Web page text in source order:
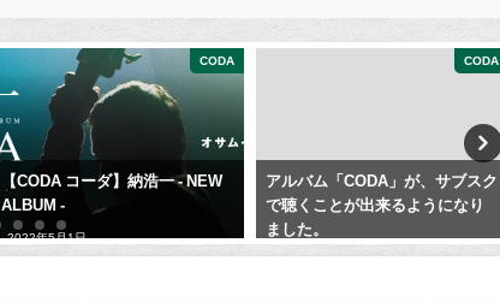
CODA
【CODA コーダ】納浩一 - NEW
ALBUM -
2022年5月1日
CODA
アルバム「CODA」が、サブスク
で聴くことが出来るようになり
ました。